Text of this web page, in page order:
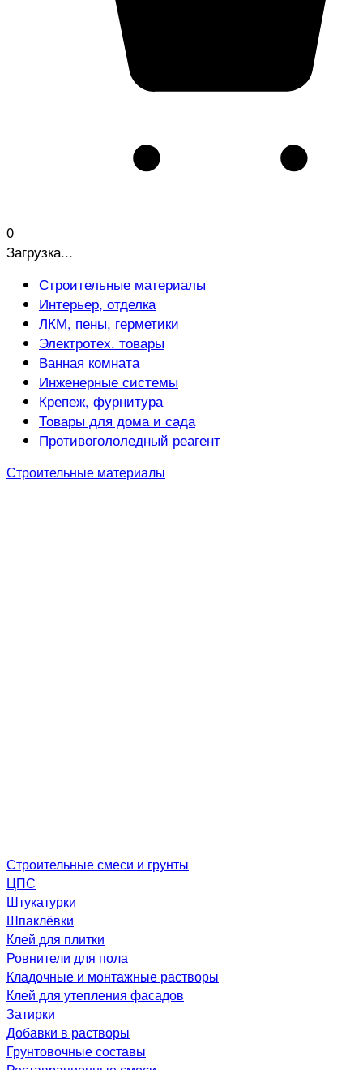
0
Загрузка...
Строительные материалы
Интерьер, отделка
ЛКМ, пены, герметики
Электротех. товары
Ванная комната
Инженерные системы
Крепеж, фурнитура
Товары для дома и сада
Противогололедный реагент
Строительные материалы
Строительные смеси и грунты
ЦПС
Штукатурки
Шпаклёвки
Клей для плитки
Ровнители для пола
Кладочные и монтажные растворы
Клей для утепления фасадов
Затирки
Добавки в растворы
Грунтовочные составы